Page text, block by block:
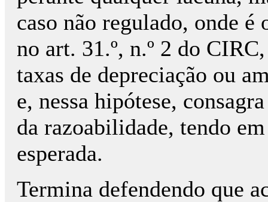
caso não regulado, onde
no art. 31.º, n.º 2 do
taxas de depreciação ou
e, nessa hipótese,
da razoabilidade, tendo
esperada.
Termina defendendo que